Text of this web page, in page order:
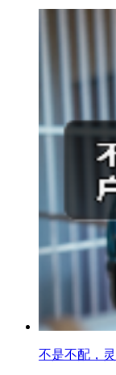
不是不配，